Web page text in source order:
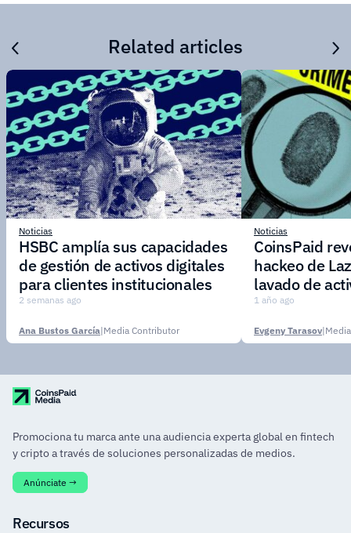
Related articles
Noticias
HSBC amplía sus capacidades
de gestión de activos digitales
para clientes institucionales
2 semanas ago
Ana Bustos García|Media Contributor
Noticias
CoinsPaid
hackeo de
lavado de
1 año ago
Evgeny Tarasov|
Promociona tu marca ante una audiencia experta global en fintech
y cripto a través de soluciones personalizadas de medios.
Anúnciate →
Recursos